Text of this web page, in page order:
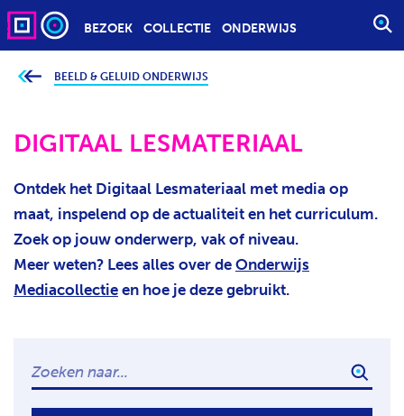
BEZOEK COLLECTIE ONDERWIJS
S
T
Z
C
J
v
t
j
e
h
i
e
r
:
BEELD & GELUID ONDERWIJS
DIGITAAL LESMATERIAAL
Ontdek het Digitaal Lesmateriaal met media op
maat, inspelend op de actualiteit en het curriculum.
Zoek op jouw onderwerp, vak of niveau.
Meer weten? Lees alles over de Onderwijs
Mediacollectie en hoe je deze gebruikt.
Z
O
E
ZOEK